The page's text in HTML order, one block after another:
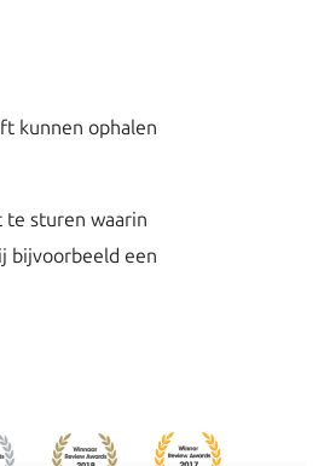
kunnen ophalen
te sturen waarin
bijvoorbeeld een